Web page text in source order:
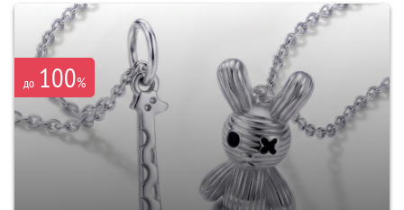
до 100%